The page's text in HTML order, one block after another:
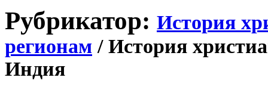
Рубрикатор: История
регионам / История
Индия